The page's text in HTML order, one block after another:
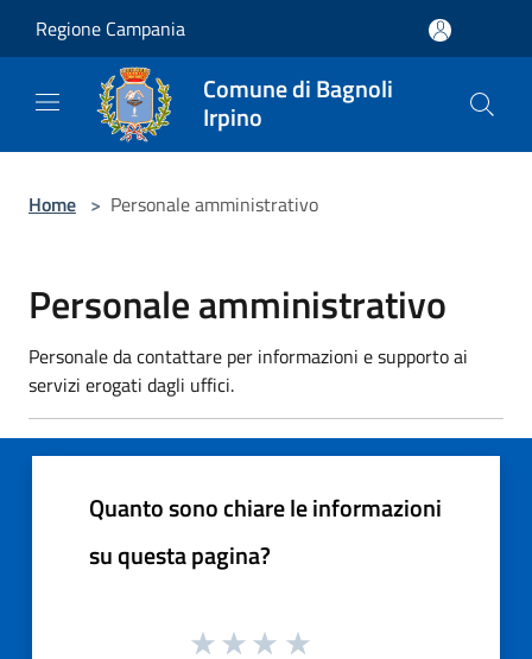
Regione Campania
Comune di Bagnoli
Irpino
Home > Personale amministrativo
Personale amministrativo
Personale da contattare per informazioni e supporto ai
servizi erogati dagli uffici.
Quanto sono chiare le informazioni
su questa pagina?